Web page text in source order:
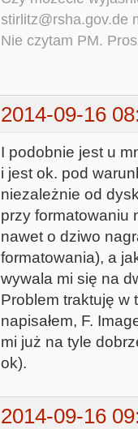
stirlitz@rsha.gov.de
Nie czytam PM.
2014-09-16
I podobnie jest u
i jest ok. pod
niezależnie od
przy formatowaniu
nawet o dziwo
formatowania), a
wywala mi się na
Problem traktuję w
napisałem, F.
mi już na tyle
ok).
2014-09-16